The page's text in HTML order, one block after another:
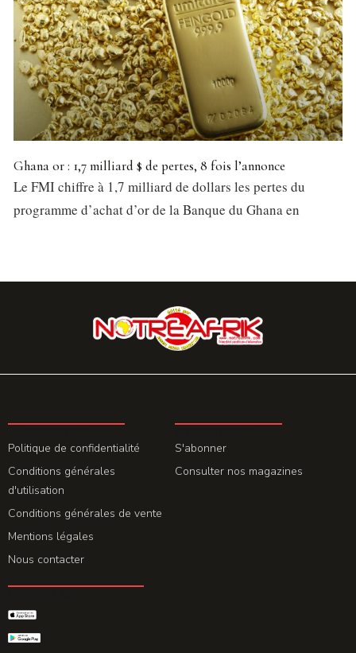
Ghana or : 1,7 milliard $ de pertes, 8 fois l’annonce
Le FMI chiffre à 1,7 milliard de dollars les pertes du
programme d’achat d’or de la Banque du Ghana en
Politique de confidentialité
Conditions générales
d'utilisation
Conditions générales de vente
Mentions légales
Nous contacter
S'abonner
Consulter nos magazines